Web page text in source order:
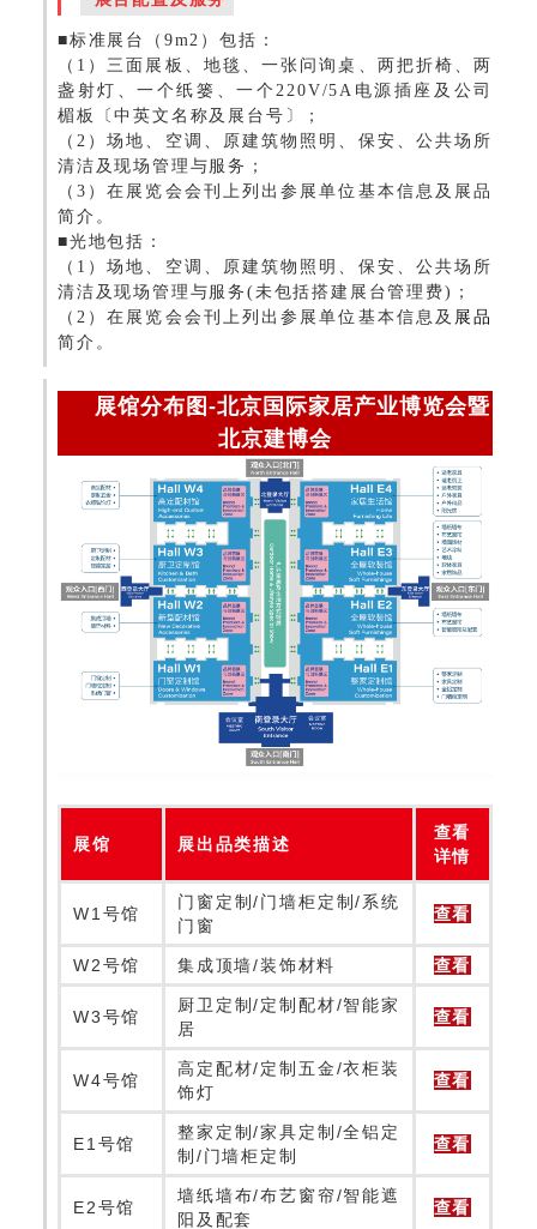
■标准展台（9m2）包括：
（1）三面展板、地毯、一张问询桌、两把折椅、两
盏射灯、一个纸篓、一个220V/5A电源插座及公司
楣板〔中英文名称及展台号〕；
（2）场地、空调、原建筑物照明、保安、公共场所
清洁及现场管理与服务；
（3）在展览会会刊上列出参展单位基本信息及展品
简介。
■光地包括：
（1）场地、空调、原建筑物照明、保安、公共场所
清洁及现场管理与服务(未包括搭建展台管理费)；
（2）在展览会会刊上列出参展单位基本信息及 展品
简介。
展馆分布图-北京国际家居产业博览会暨
北京建博会
展馆 展出品类描述
查看
详情
W1号馆
门窗定制/门墙柜定制/系统
门窗
查看
W2号馆 集成顶墙/装饰材料 查看
W3号馆
厨卫定制/定制配材/智能家
居
查看
W4号馆
高定配材/定制五金/衣柜装
饰灯
查看
E1号馆
整家定制/家具定制/全铝定
制/门墙柜定制
查看
E2号馆
墙纸墙布/布艺窗帘/智能遮
阳及配套
查看